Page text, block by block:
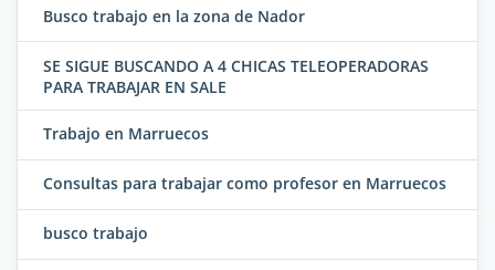
Busco trabajo en la zona de Nador
SE SIGUE BUSCANDO A 4 CHICAS TELEOPERADORAS
PARA TRABAJAR EN SALE
Trabajo en Marruecos
Consultas para trabajar como profesor en Marruecos
busco trabajo